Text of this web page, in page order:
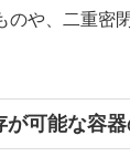
のや、二重密
が可能な容